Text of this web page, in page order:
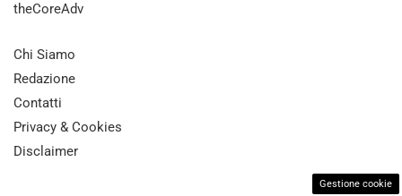
theCoreAdv
Chi Siamo
Redazione
Contatti
Privacy & Cookies
Disclaimer
Gestione cookie